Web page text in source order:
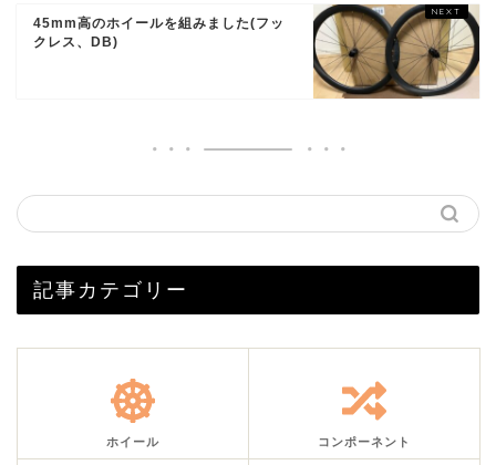
45mm高のホイールを組みました(フッ
クレス、DB)
記事カテゴリー
ホイール コンポーネント